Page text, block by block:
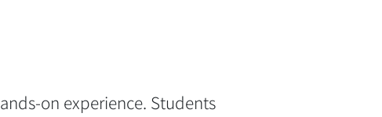
on experience. Students